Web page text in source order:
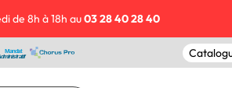
de 8h à 18h au03 28 40 28 40